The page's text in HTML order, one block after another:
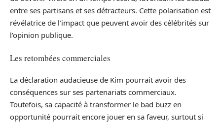
entre ses partisans et ses détracteurs. Cette polarisation est
révélatrice de l’impact que peuvent avoir des célébrités sur
l’opinion publique.
Les retombées commerciales
La déclaration audacieuse de Kim pourrait avoir des
conséquences sur ses partenariats commerciaux.
Toutefois, sa capacité à transformer le bad buzz en
opportunité pourrait encore jouer en sa faveur, surtout si